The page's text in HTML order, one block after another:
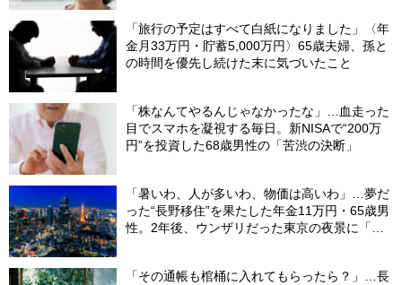
「旅行の予定はすべて白紙になりました」〈年
金月33万円・貯蓄5,000万円〉65歳夫婦、孫と
の時間を優先し続けた末に気づいたこと
「株なんてやるんじゃなかったな」…血走った
目でスマホを凝視する毎日。新NISAで“200万
円”を投資した68歳男性の「苦渋の決断」
「暑いわ、人が多いわ、物価は高いわ」…夢だ
った“長野移住”を果たした年金11万円・65歳男
性。2年後、ウンザリだった東京の夜景に「癒
「その通帳も棺桶に入れてもらったら？」…長